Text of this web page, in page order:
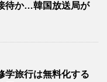
待か…韓国放送局が
学旅行は無料化する